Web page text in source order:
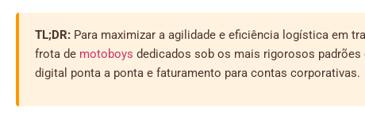
TL;DR: Para maximizar a agilidade e eficiência logística em
frota de motoboys dedicados sob os mais rigorosos
digital ponta a ponta e faturamento para contas corporativas.